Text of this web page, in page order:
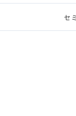
セ